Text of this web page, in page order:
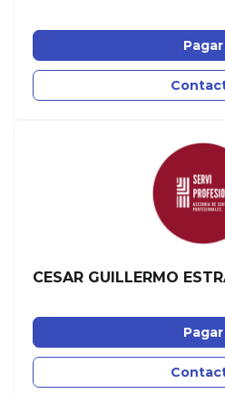
Pagar
CESAR GUILLERMO
Pagar